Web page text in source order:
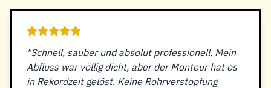
"Schnell, sauber und absolut professionell. Mein
Abfluss war völlig dicht, aber der Monteur hat es
in Rekordzeit gelöst. Keine Rohrverstopfung